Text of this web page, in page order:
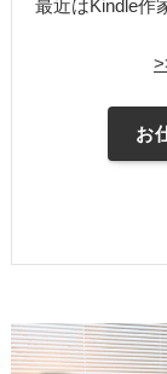
最近はKindle作
お